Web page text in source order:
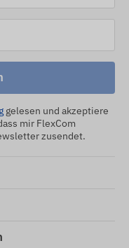
gelesen und akzeptiere
mir FlexCom
zusendet.